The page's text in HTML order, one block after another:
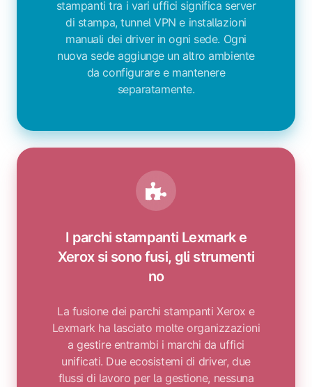
stampanti tra i vari uffici significa server
di stampa, tunnel VPN e installazioni
manuali dei driver in ogni sede. Ogni
nuova sede aggiunge un altro ambiente
da configurare e mantenere
separatamente.
I parchi stampanti Lexmark e
Xerox si sono fusi, gli strumenti
no
La fusione dei parchi stampanti Xerox e
Lexmark ha lasciato molte organizzazioni
a gestire entrambi i marchi da uffici
unificati. Due ecosistemi di driver, due
flussi di lavoro per la gestione, nessuna